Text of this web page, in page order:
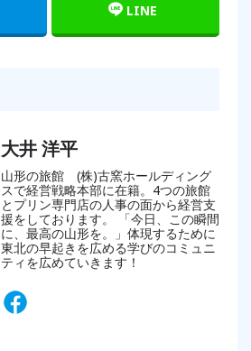
LINE
大井 洋平
山形の旅館 (株)古窯ホールディング
スで経営戦略本部に在籍。4つの旅館
とプリン専門店の人事の面から経営支
援をしております。 「今日、この瞬間
に、最高の山形を。」体現するために
東北の早起きを広める学びのコミュニ
ティを広めていきます！